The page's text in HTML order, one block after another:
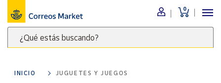
0
¿Qué estás buscando?
clave
Menú
Nuestro
catálogo
Alimentación
INICIO JUGUETES Y JUEGOS